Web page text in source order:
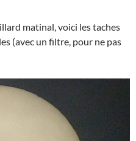
matinal, voici les taches
(avec un filtre, pour ne pas